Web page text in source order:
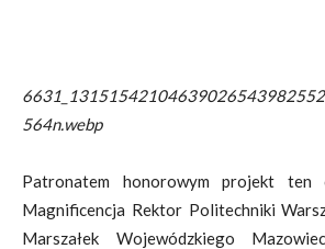
564n.webp
Patronatem honorowym projekt
Magnificencja Rektor Politechniki
Marszałek Wojewódzkiego